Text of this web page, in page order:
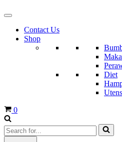
Contact Us
Shop
Diet
Cart
0
Search
for...